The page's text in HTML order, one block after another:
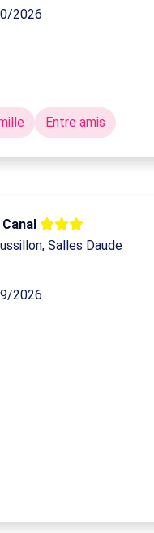
2026
Entre amis
Canal
Salles Daude
2026